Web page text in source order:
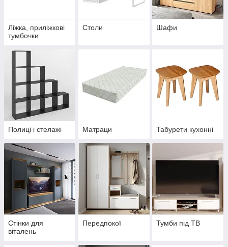
Ліжка, приліжкові
тумбочки
Столи Шафи
Полиці і стелажі Матраци Табурети кухонні
Стінки для
віталень
Передпокої Тумби під ТВ